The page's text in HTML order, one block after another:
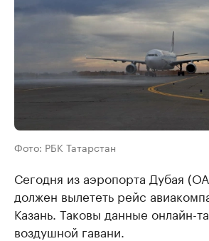
Фото: РБК Татарстан
Сегодня из аэропорта Дубая
должен вылететь рейс
Казань. Таковы данные онлайн-
воздушной гавани.